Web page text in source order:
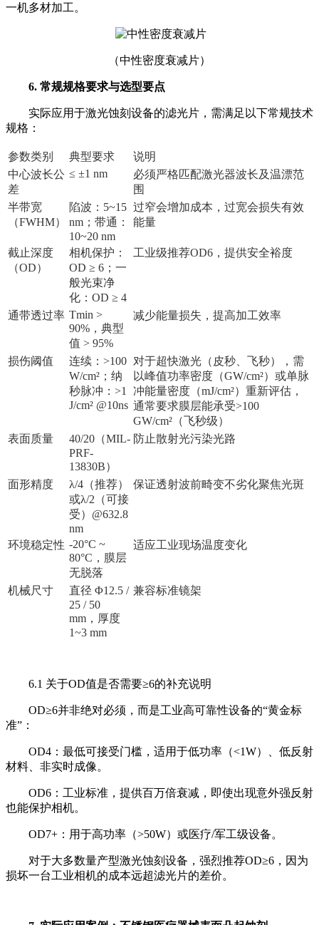
一机多材加工。
（中性密度衰减片）
6. 常规规格要求与选型要点
实际应用于激光蚀刻设备的滤光片，需满足以下常规技术
规格：
参数类别 典型要求
说明
中心波长公
差
≤ ±1 nm
必须严格匹配激光器波长及温漂范
围
半带宽
（FWHM）
陷波：5~15
nm；带通：
10~20 nm
过窄会增加成本，过宽会损失有效
能量
截止深度
（OD）
相机保护：
OD ≥ 6；一
般光束净
化：OD ≥ 4
工业级推荐OD6，提供安全裕度
通带透过率 Tmin >
90%，典型
值 > 95%
减少能量损失，提高加工效率
损伤阈值
连续：>100
W/cm²；纳
秒脉冲：>1
J/cm² @10ns
对于超快激光（皮秒、飞秒），需
以峰值功率密度（GW/cm²）或单脉
冲能量密度（mJ/cm²）重新评估，
通常要求膜层能承受>100
GW/cm²（飞秒级）
表面质量
40/20（MIL-
PRF-
13830B）
防止散射光污染光路
面形精度
λ/4（推荐）
或λ/2（可接
受）@632.8
nm
保证透射波前畸变不劣化聚焦光斑
环境稳定性 -20°C ~
80°C，膜层
无脱落
适应工业现场温度变化
机械尺寸
直径 Φ12.5 /
25 / 50
mm，厚度
1~3 mm
兼容标准镜架
6.1 关于OD值是否需要≥6的补充说明
OD≥6并非绝对必须，而是工业高可靠性设备的“黄金标
准”：
OD4：最低可接受门槛，适用于低功率（<1W）、低反射
材料、非实时成像。
OD6：工业标准，提供百万倍衰减，即使出现意外强反射
也能保护相机。
OD7+：用于高功率（>50W）或医疗/军工级设备。
对于大多数量产型激光蚀刻设备，强烈推荐OD≥6，因为
损坏一台工业相机的成本远超滤光片的差价。